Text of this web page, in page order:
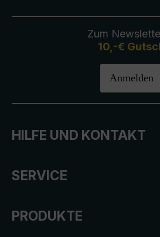
Zum
10,-€
Anmelden
HILFE UND KONTAKT
SERVICE
PRODUKTE